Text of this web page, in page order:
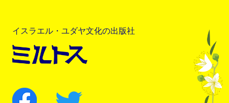
イスラエル・ユダヤ文化の出版社